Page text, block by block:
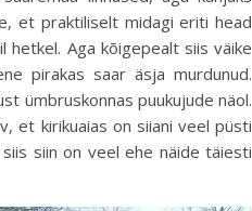
et praktiliselt midagi eriti head
Aga kõigepealt siis väike
pirakas saar äsja murdunud.
ümbruskonnas puukujude näol.
et kirikuaias on siiani veel püsti
siin on veel ehe näide täiesti